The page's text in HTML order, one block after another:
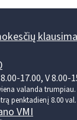
17.00, V 8.00-
valanda trumpiau.
penktadienį 8.00 val.
VMI